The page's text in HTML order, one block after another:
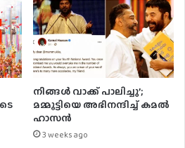
നിങ്ങൾ വാക്ക് പാലിച്ചു’;
മമ്മൂട്ടിയെ അഭിനന്ദിച്ച് കമൽ
ഹാസൻ
3 weeks ago